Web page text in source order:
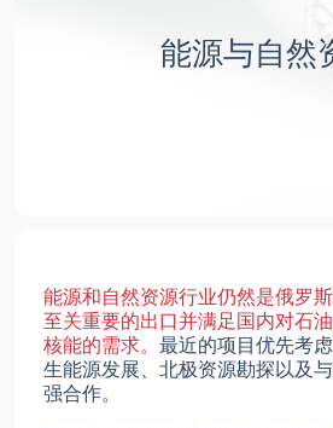
能源与自然
能源和自然资源行业仍然是俄罗
至关重要的出口并满足国内对石
核能的需求。 最近的项目优先考
生能源发展、北极资源勘探以及
强合作。